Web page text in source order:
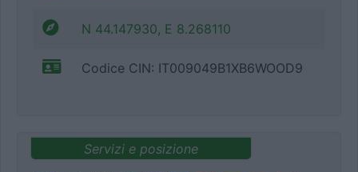
N 44.147930, E 8.268110
Codice CIN: IT009049B1XB6WOOD9
Servizi e posizione